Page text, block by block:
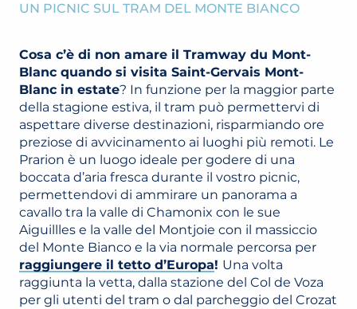
UN PICNIC SUL TRAM DEL MONTE BIANCO
Cosa c’è di non amare il Tramway du Mont-
Blanc quando si visita Saint-Gervais Mont-
Blanc in estate? In funzione per la maggior parte
della stagione estiva, il tram può permettervi di
aspettare diverse destinazioni, risparmiando ore
preziose di avvicinamento ai luoghi più remoti. Le
Prarion è un luogo ideale per godere di una
boccata d’aria fresca durante il vostro picnic,
permettendovi di ammirare un panorama a
cavallo tra la valle di Chamonix con le sue
Aiguillles e la valle del Montjoie con il massiccio
del Monte Bianco e la via normale percorsa per
raggiungere il tetto d’Europa! Una volta
raggiunta la vetta, dalla stazione del Col de Voza
per gli utenti del tram o dal parcheggio del Crozat